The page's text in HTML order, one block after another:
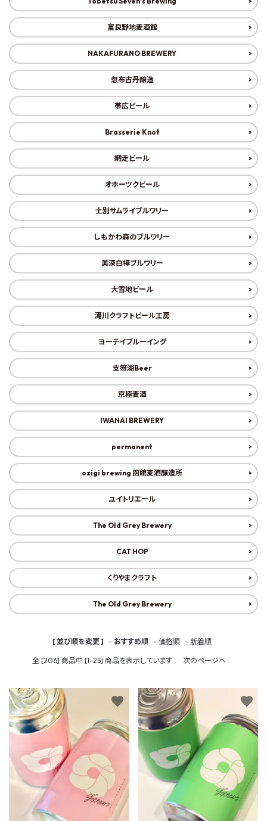
富良野地麦酒館
NAKAFURANO BREWERY
忽布古丹醸造
帯広ビール
Brasserie Knot
網走ビール
オホーツクビール
士別サムライブルワリー
しもかわ森のブルワリー
美深白樺ブルワリー
大雪地ビール
滝川クラフトビール工房
ヨーテイブルーイング
支笏湖Beer
京極麦酒
IWANAI BREWERY
permanent
ozigi brewing 函館麦酒醸造所
ユイトリエール
The Old Grey Brewery
CAT HOP
くりやまクラフト
The Old Grey Brewery
[ 並び順を変更 ] - おすすめ順 - 価格順 - 新着順
全 [206] 商品中 [1-25] 商品を表示しています 次のページへ
favorite favorite